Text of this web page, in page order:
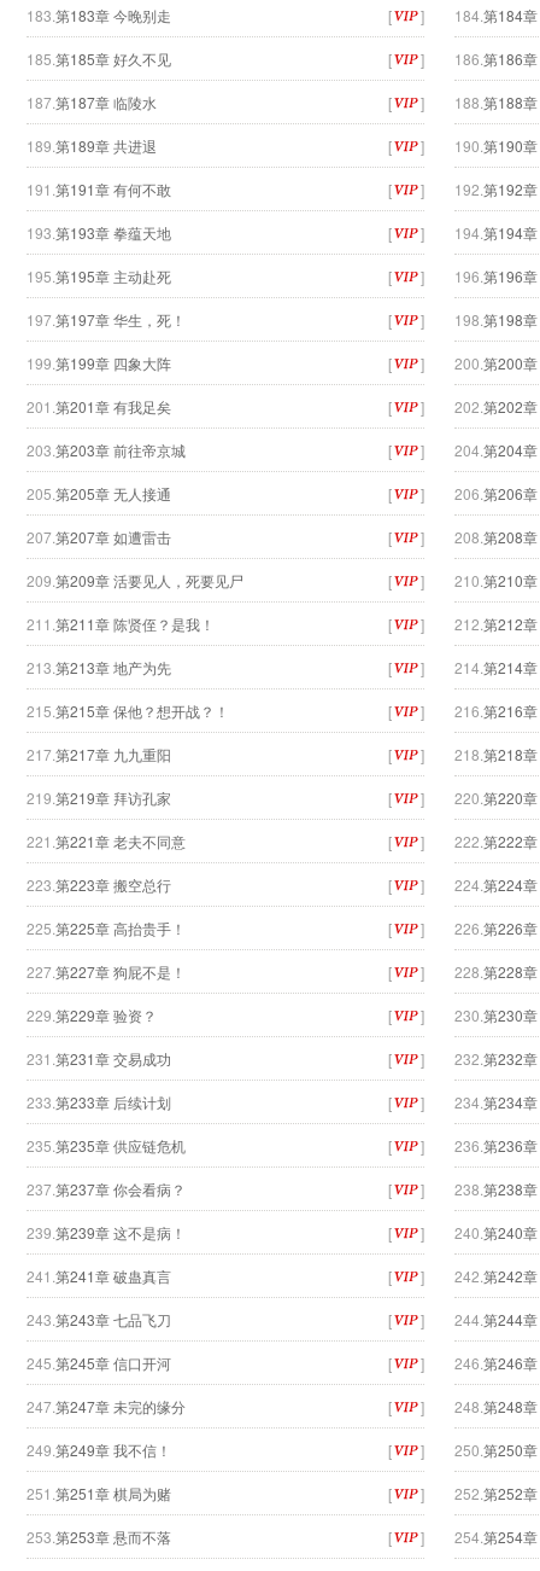
183. 第183章 今晚别走 [ ] 184. 第184
185. 第185章 好久不见 [ ] 186. 第186
187.第187章 临陵水 [ ] 188. 第188
189. 第189章 共进退 [ ] 190. 第190
191. 第191章 有何不敢 [ ] 192. 第192
193. 第193章 拳蕴天地 [ ] 194. 第194
195. 第195章 主动赴死 [ ] 196. 第196
197.第197章 华生，死！ [ ] 198. 第198
199. 第199章 四象大阵 [ ] 200. 第200
201. 第201章 有我足矣 [ ] 202. 第202
203. 第203章 前往帝京城 [ ] 204. 第204
205. 第205章 无人接通 [ ] 206. 第206
207.第207章 如遭雷击 [ ] 208. 第208
209. 第209章 活要见人，死要见尸 [ ] 210. 第210
211. 第211章 陈贤侄？是我！ [ ] 212. 第212
213. 第213章 地产为先 [ ] 214. 第214
215. 第215章 保他？想开战？！ [ ] 216. 第216
217.第217章 九九重阳 [ ] 218. 第218
219. 第219章 拜访孔家 [ ] 220. 第220
221. 第221章 老夫不同意 [ ] 222. 第222
223. 第223章 搬空总行 [ ] 224. 第224
225. 第225章 高抬贵手！ [ ] 226. 第226
227.第227章 狗屁不是！ [ ] 228. 第228
229. 第229章 验资？ [ ] 230. 第230
231. 第231章 交易成功 [ ] 232. 第232
233. 第233章 后续计划 [ ] 234. 第234
235. 第235章 供应链危机 [ ] 236. 第236
237.第237章 你会看病？ [ ] 238. 第238
239. 第239章 这不是病！ [ ] 240. 第240
241. 第241章 破蛊真言 [ ] 242. 第242
243. 第243章 七品飞刀 [ ] 244. 第244
245. 第245章 信口开河 [ ] 246. 第246
247.第247章 未完的缘分 [ ] 248. 第248
249. 第249章 我不信！ [ ] 250. 第250
251. 第251章 棋局为赌 [ ] 252. 第252
253. 第253章 悬而不落 [ ] 254. 第254